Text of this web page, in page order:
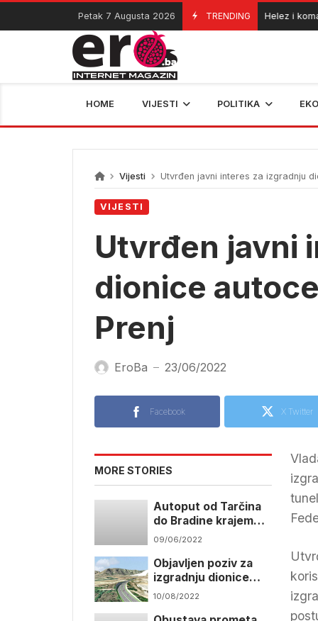
Skip
content
Petak 7 Augusta 2026 TRENDING
06/08/2026 Helez i
HOME VIJESTI POLITIKA
Vijesti Utvrđen javni interes za izgradnju
VIJESTI
Utvrđen javni
dionice
Prenj
EroBa — 23/06/2022
Facebook X Twitter
MORE STORIES
Autoput od Tarčina
do Bradine krajem
augusta
09/06/2022
Objavljen poziv za
izgradnju dionice
Tunel Kvanj – Buna
10/08/2022